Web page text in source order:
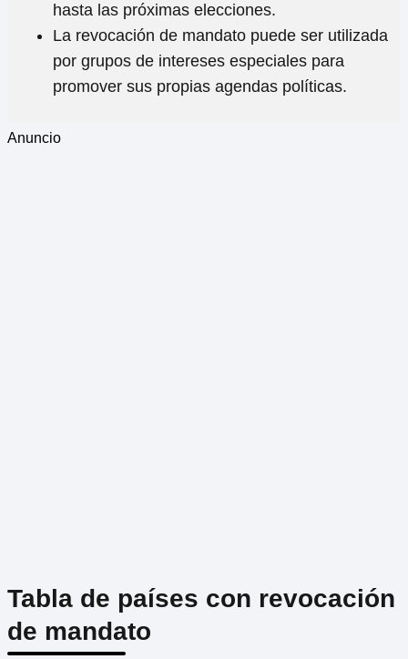
hasta las próximas elecciones.
La revocación de mandato puede ser utilizada
por grupos de intereses especiales para
promover sus propias agendas políticas.
Anuncio
Tabla de países con revocación
de mandato